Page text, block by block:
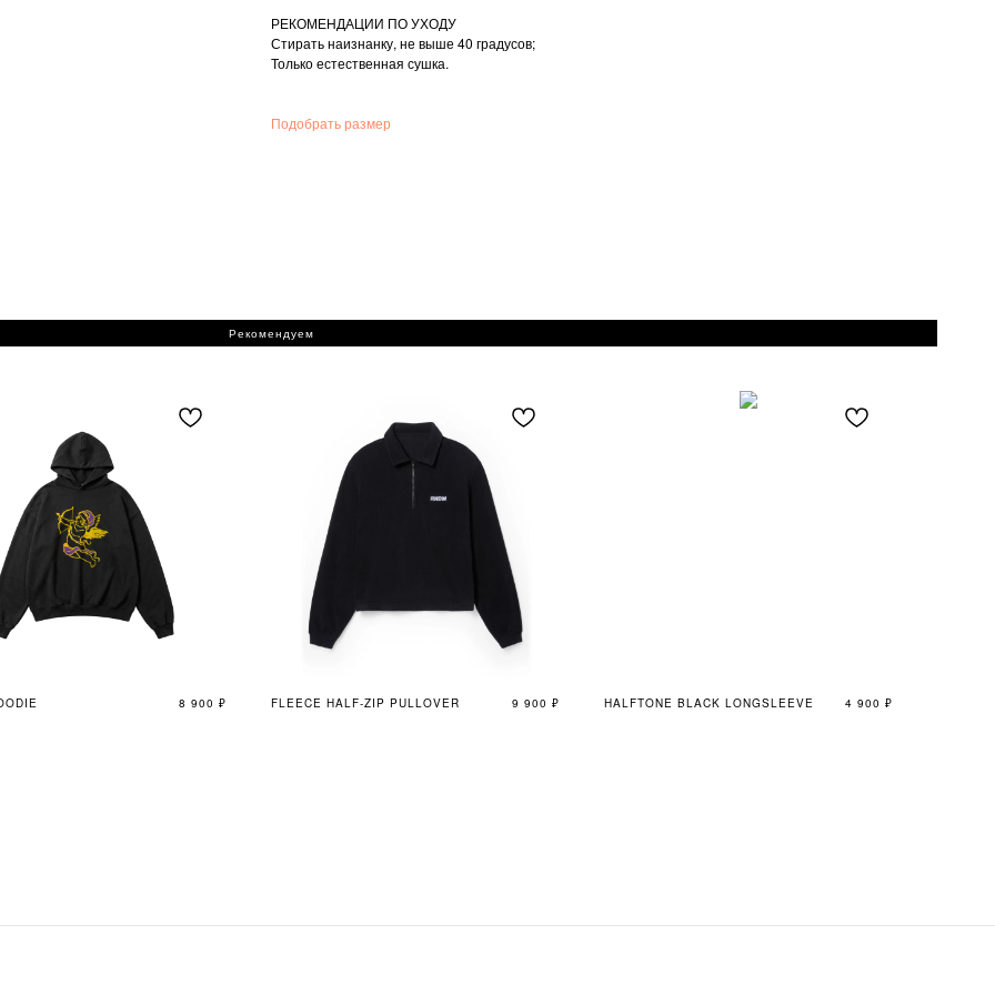
РЕКОМЕНДАЦИИ ПО УХОДУ
Стирать наизнанку, не выше 40 градусов;
Только естественная сушка.
Подобрать размер
Рекомендуем
8 900 ₽ FLEECE HALF-ZIP PULLOVER 9 900 ₽ HALFTONE BLACK LONGSLEEVE 4 900 ₽